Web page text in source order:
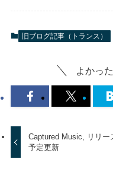
旧ブログ記事（トランス）
よかっ
Captured Music, リリー
予定更新